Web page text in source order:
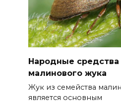
Народные средства
малинового жука
Жук из семейства
является основным